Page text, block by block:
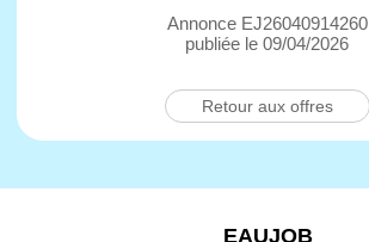
Annonce EJ26040914260
publiée le 09/04/2026
Retour aux offres
EAUJOB